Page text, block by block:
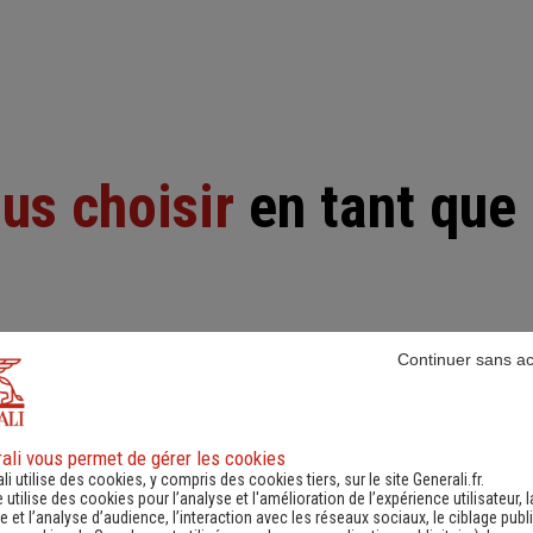
choisir en tant
entreprises à chaque étape de leur développement
par l’assistance,
comme à
Notre ambition: vous
en toute confiance, tout
vous permet de gérer les cookies
utilise des cookies, y compris des cookies tiers, sur le site Generali.fr.
utilise des cookies pour l’analyse et l'amélioration de l’expérience utilisateur,
et l’analyse d’audience, l’interaction avec les réseaux sociaux, le ciblage
Continuer sans